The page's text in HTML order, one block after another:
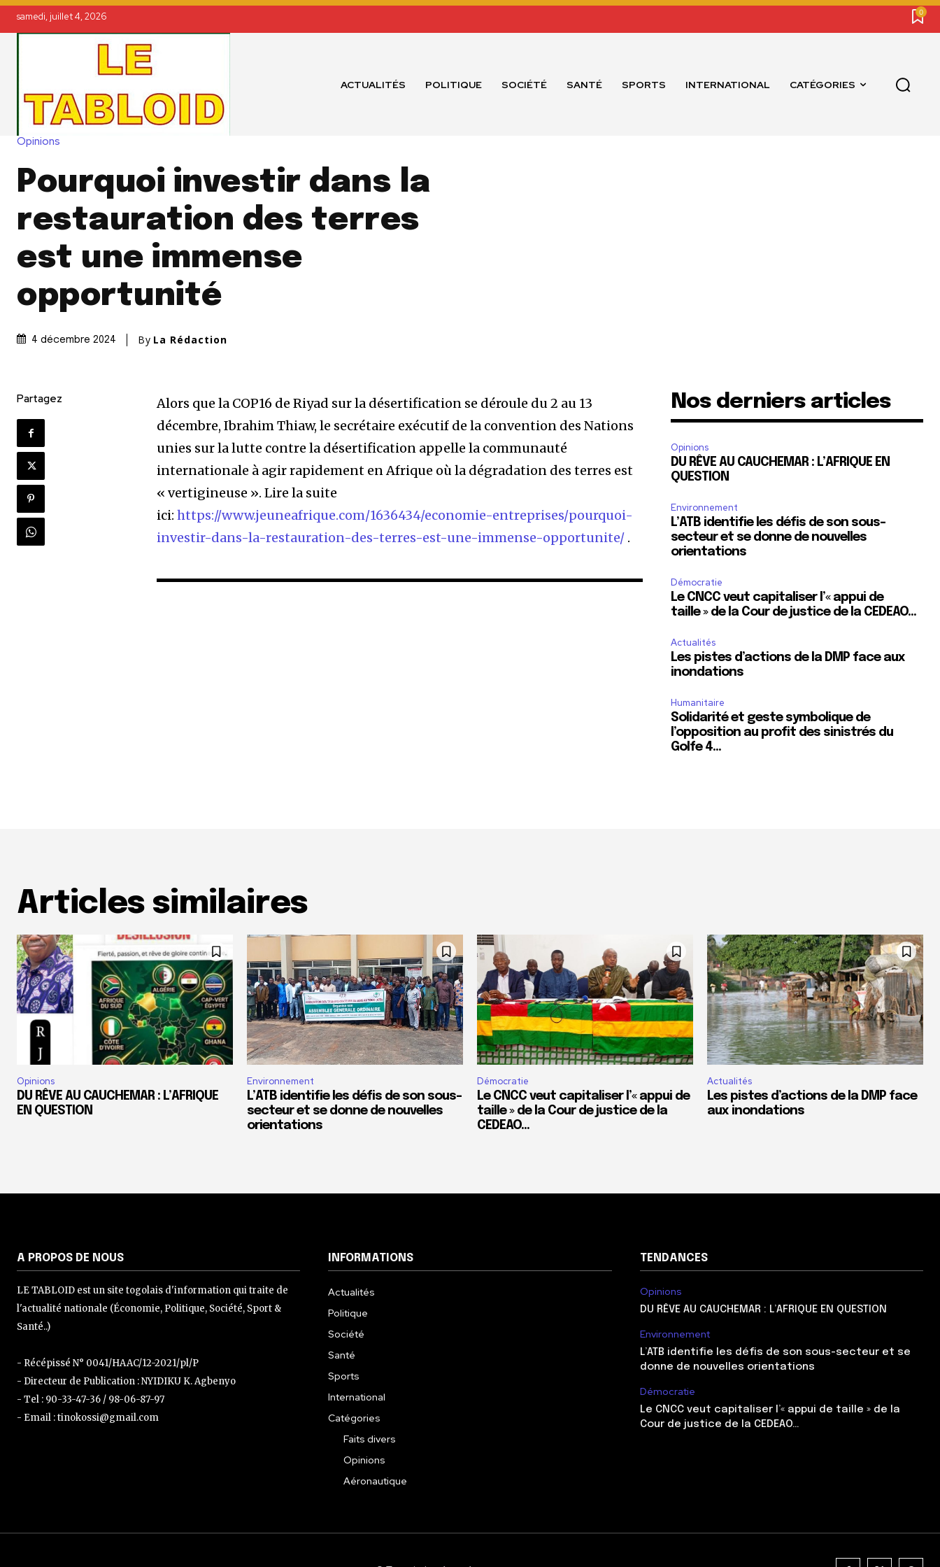
samedi, juillet 4, 2026 0
ACTUALITÉS POLITIQUE SOCIÉTÉ SANTÉ SPORTS INTERNATIONAL CATÉGORIES
Opinions
Pourquoi investir dans la
restauration des terres
est une immense
opportunité
4 décembre 2024 By La Rédaction
Partagez
Alors que la COP16 de Riyad sur la désertification se déroule du 2 au 13
décembre, Ibrahim Thiaw, le secrétaire exécutif de la convention des Nations
unies sur la lutte contre la désertification appelle la communauté
internationale à agir rapidement en Afrique où la dégradation des terres est
« vertigineuse ». Lire la suite
ici:https://www.jeuneafrique.com/1636434/economie-entreprises/pourquoi-
investir-dans-la-restauration-des-terres-est-une-immense-opportunite/ .
Nos derniers articles
Opinions
DU RÊVE AU CAUCHEMAR : L’AFRIQUE EN
QUESTION
Environnement
L’ATB identifie les défis de son sous-
secteur et se donne de nouvelles
orientations
Démocratie
Le CNCC veut capitaliser l’« appui de
taille » de la Cour de justice de la CEDEAO…
Actualités
Les pistes d’actions de la DMP face aux
inondations
Humanitaire
Solidarité et geste symbolique de
l’opposition au profit des sinistrés du
Golfe 4…
Articles similaires
Opinions
DU RÊVE AU CAUCHEMAR : L’AFRIQUE
EN QUESTION
Environnement
L’ATB identifie les défis de son sous-
secteur et se donne de nouvelles
orientations
Démocratie
Le CNCC veut capitaliser l’« appui de
taille » de la Cour de justice de la
CEDEAO…
Actualités
Les pistes d’actions de la DMP face
aux inondations
A PROPOS DE NOUS
LE TABLOID est un site togolais d'information qui traite de
l'actualité nationale (Économie, Politique, Société, Sport &
Santé..)
- Récépissé N° 0041/HAAC/12-2021/pl/P
- Directeur de Publication : NYIDIKU K. Agbenyo
- Tel : 90-33-47-36 / 98-06-87-97
- Email : tinokossi@gmail.com
INFORMATIONS
Actualités
Politique
Société
Santé
Sports
International
Catégories
Faits divers
Opinions
Aéronautique
TENDANCES
Opinions
DU RÊVE AU CAUCHEMAR : L’AFRIQUE EN QUESTION
Environnement
L’ATB identifie les défis de son sous-secteur et se
donne de nouvelles orientations
Démocratie
Le CNCC veut capitaliser l’« appui de taille » de la
Cour de justice de la CEDEAO…